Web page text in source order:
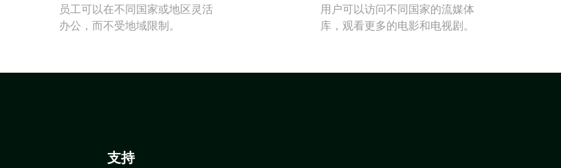
员工可以在不同国家或地区灵活
办公，而不受地域限制。
用户可以访问不同国家的流媒体
库，观看更多的电影和电视剧。
支持